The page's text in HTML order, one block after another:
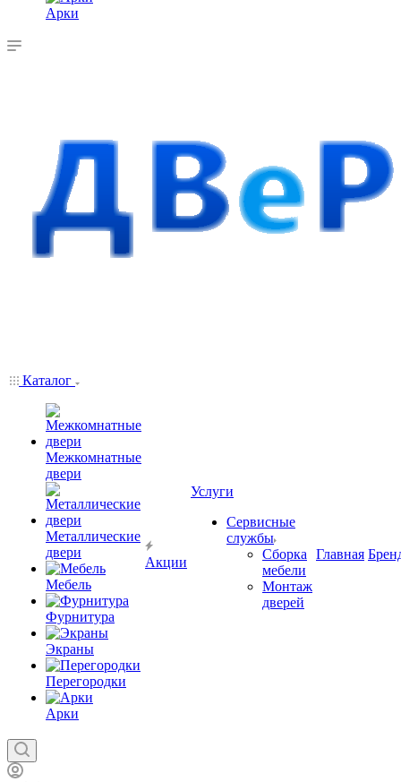
Арки
Каталог
Межкомнатные
двери
Металлические
двери
Мебель
Фурнитура
Экраны
Перегородки
Арки
Акции
Услуги
Сервисные
службы
Сборка
мебели
Монтаж
дверей
Главная